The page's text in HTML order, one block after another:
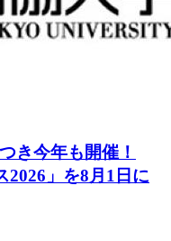
き今年も開催！
2026」を8月1日に